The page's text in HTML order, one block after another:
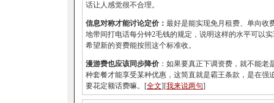
话让人感觉很不合理。
信息对称才能讨论定价： 最好是能实现免月租费、单向收
地带间打电话每分钟2毛钱的规定，说明这样的水平可以
希望新的资费能按照这个标准收。
漫游费也应该同步降价 ：如果要真正下调资费，就不能老
种套餐才能享受某种优惠，这简直就是霸王条款，是在强
要花定额话费嘛。[全文][我来说两句]